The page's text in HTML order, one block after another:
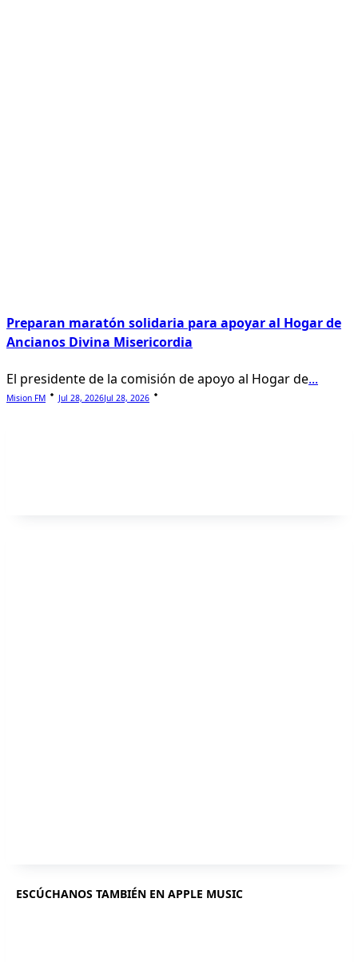
Preparan maratón solidaria para apoyar al Hogar de
Ancianos Divina Misericordia
El presidente de la comisión de apoyo al Hogar de...
Mision FM Jul 28, 2026Jul 28, 2026
ESCÚCHANOS TAMBIÉN EN APPLE MUSIC